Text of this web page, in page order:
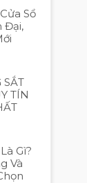
Sổ
Đại,
SẮT
TÍN
Gì?
Và